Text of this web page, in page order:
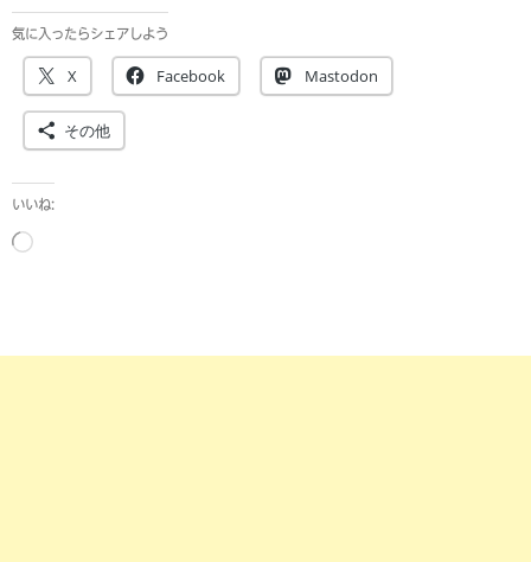
気に入ったらシェアしよう
X Facebook Mastodon
その他
いいね:
読
中…